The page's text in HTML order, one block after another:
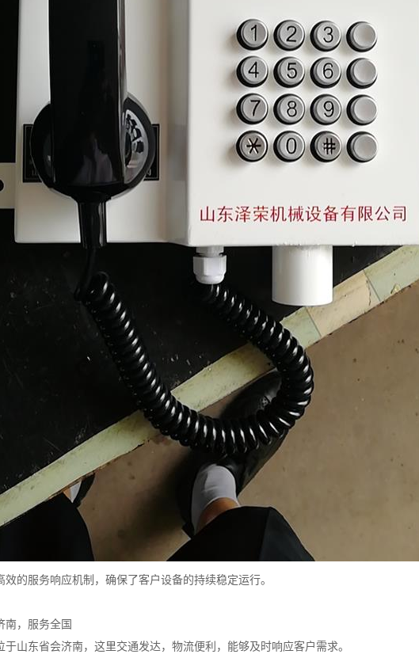
效的服务响应机制，确保了客户设备的持续稳定运行。
南，服务全国
于山东省会济南，这里交通发达，物流便利，能够及时响应客户需求。